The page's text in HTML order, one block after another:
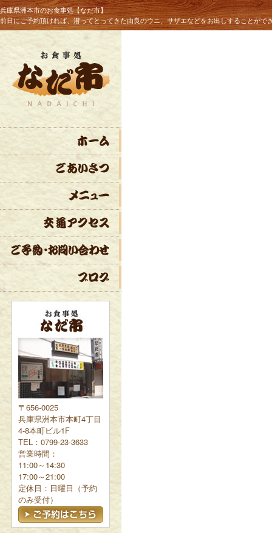
兵庫県洲本市のお食事処【なだ市】
前日にご予約頂ければ、潜ってとってきた由良のウニ、サザエなどをお出しすることがで
〒656-0025
兵庫県洲本市本町4丁目
4-8本町ビル1F
TEL：0799-23-3633
営業時間：
11:00～14:30
17:00～21:00
定休日：日曜日（予約
のみ受付）